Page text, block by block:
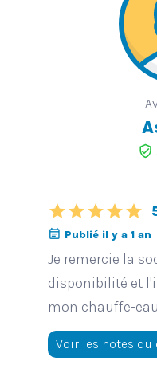
verified_user
starstarstarstarstar
event_note Publié il y a 1 an
Je remercie la
disponibilité et
mon chauffe-
Voir les notes du